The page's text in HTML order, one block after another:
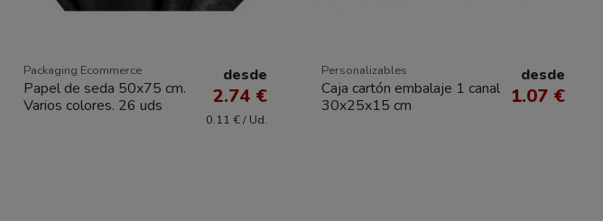
Packaging Ecommerce
Papel de seda 50x75 cm.
Varios colores. 26 uds
desde
2.74 €
0.11 € / Ud.
Personalizables
Caja cartón embalaje 1 canal
30x25x15 cm
desde
1.07 €